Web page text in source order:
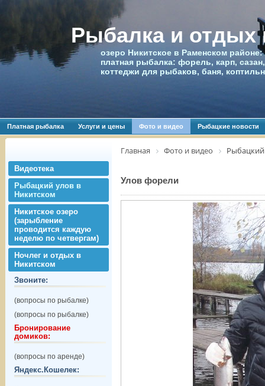
Рыбалка и отдых
озеро Никитское в Раменском
платная рыбалка: форель, карп,
коттеджи для рыбаков, баня,
Платная рыбалка Услуги и цены Фото и видео Рыбацкие новости
Видеотека
Рыбацкий улов в
Никитском
Никитское озеро
(зарыбление
проводится каждую
неделю по четвергам)
Ночлег и отдых в
Никитском
Звоните:
(вопросы по рыбалке)
(вопросы по рыбалке)
Бронирование
домиков:
(вопросы по аренде)
Яндекс.Кошелек:
Главная Фото и видео
Улов форели